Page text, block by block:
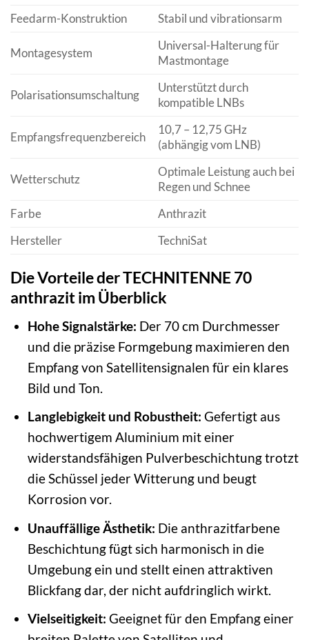
Feedarm-Konstruktion
Stabil und vibrationsarm
Montagesystem
Universal-Halterung für
Mastmontage
Polarisationsumschaltung
Unterstützt durch
kompatible LNBs
Empfangsfrequenzbereich
10,7 – 12,75 GHz
(abhängig vom LNB)
Wetterschutz
Optimale Leistung auch bei
Regen und Schnee
Farbe
Anthrazit
Hersteller
TechniSat
Die Vorteile der TECHNITENNE 70
anthrazit im Überblick
Hohe Signalstärke: Der 70 cm Durchmesser
und die präzise Formgebung maximieren den
Empfang von Satellitensignalen für ein klares
Bild und Ton.
Langlebigkeit und Robustheit: Gefertigt aus
hochwertigem Aluminium mit einer
widerstandsfähigen Pulverbeschichtung trotzt
die Schüssel jeder Witterung und beugt
Korrosion vor.
Unauffällige Ästhetik: Die anthrazitfarbene
Beschichtung fügt sich harmonisch in die
Umgebung ein und stellt einen attraktiven
Blickfang dar, der nicht aufdringlich wirkt.
Vielseitigkeit: Geeignet für den Empfang einer